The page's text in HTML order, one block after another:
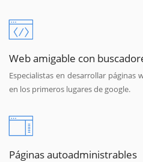
Web amigable con
Especialistas en desarrollar páginas
en los primeros lugares de google.
Páginas autoadministrables